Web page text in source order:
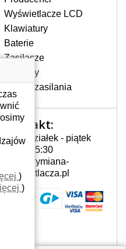
JAKOŚCI!
magazynie przez
gwarancji posiadamy
wysokiej jakości
matryce klasy A+ bez
EKRAN
AS5410?
dobrać do
którego
na naklejce
baterią, bywa
ramkach lub
w
Wyświetlacze LCD
Klawiatury
Baterie
Zasilacze
Zawiasy
Złącza zasilania
Kontakt:
Poniedziałek - piątek
7:00 - 15:30
info@wymiana-
wyswietlacza.pl
)
)